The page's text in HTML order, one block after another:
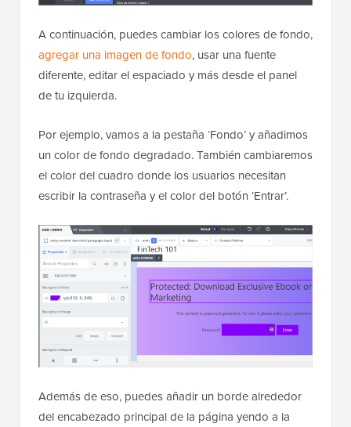
A continuación, puedes cambiar los colores de fondo,
agregar una imagen de fondo, usar una fuente
diferente, editar el espaciado y más desde el panel
de tu izquierda.
Por ejemplo, vamos a la pestaña ‘Fondo’ y añadimos
un color de fondo degradado. También cambiaremos
el color del cuadro donde los usuarios necesitan
escribir la contraseña y el color del botón ‘Entrar’.
Además de eso, puedes añadir un borde alrededor
del encabezado principal de la página yendo a la